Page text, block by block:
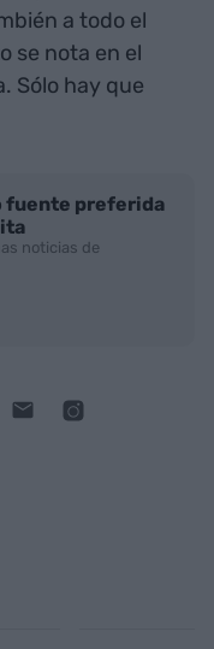
a todo el
se nota en el
Sólo hay que
fuente preferida
noticias de